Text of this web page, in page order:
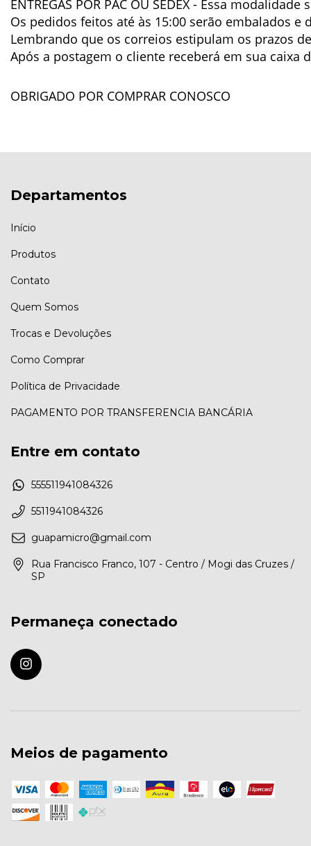
ENTREGAS POR PAC OU SEDEX - Essa modalidade
Os pedidos feitos até às 15:00 serão embalados e
Lembrando que os correios estipulam os prazos
Após a postagem o cliente receberá em sua caixa
OBRIGADO POR COMPRAR CONOSCO
Departamentos
Início
Produtos
Contato
Quem Somos
Trocas e Devoluções
Como Comprar
Política de Privacidade
PAGAMENTO POR TRANSFERENCIA BANCÁRIA
Entre em contato
555511941084326
5511941084326
guapamicro@gmail.com
Rua Francisco Franco, 107 - Centro / Mogi das Cruzes /
SP
Permaneça conectado
Meios de pagamento